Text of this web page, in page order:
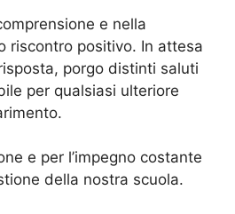
e nella
riscontro positivo. In attesa
porgo distinti saluti
per qualsiasi ulteriore
e per l’impegno costante
della nostra scuola.